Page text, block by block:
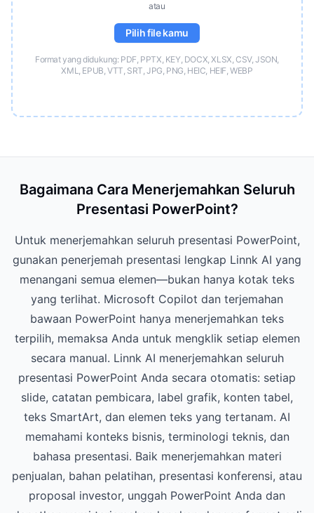
atau
Pilih file kamu
Format yang didukung: PDF, PPTX, KEY, DOCX, XLSX, CSV, JSON,
XML, EPUB, VTT, SRT, JPG, PNG, HEIC, HEIF, WEBP
Bagaimana Cara Menerjemahkan Seluruh
Presentasi PowerPoint?
Untuk menerjemahkan seluruh presentasi PowerPoint,
gunakan penerjemah presentasi lengkap Linnk AI yang
menangani semua elemen—bukan hanya kotak teks
yang terlihat. Microsoft Copilot dan terjemahan
bawaan PowerPoint hanya menerjemahkan teks
terpilih, memaksa Anda untuk mengklik setiap elemen
secara manual. Linnk AI menerjemahkan seluruh
presentasi PowerPoint Anda secara otomatis: setiap
slide, catatan pembicara, label grafik, konten tabel,
teks SmartArt, dan elemen teks yang tertanam. AI
memahami konteks bisnis, terminologi teknis, dan
bahasa presentasi. Baik menerjemahkan materi
penjualan, bahan pelatihan, presentasi konferensi, atau
proposal investor, unggah PowerPoint Anda dan